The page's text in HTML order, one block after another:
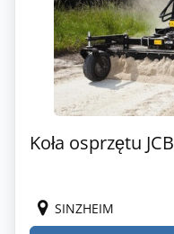
Koła osprzętu JCB
SINZHEIM